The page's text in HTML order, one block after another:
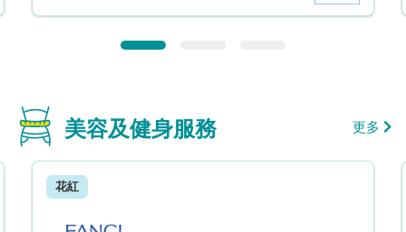
美容及健身服務 更多
花紅